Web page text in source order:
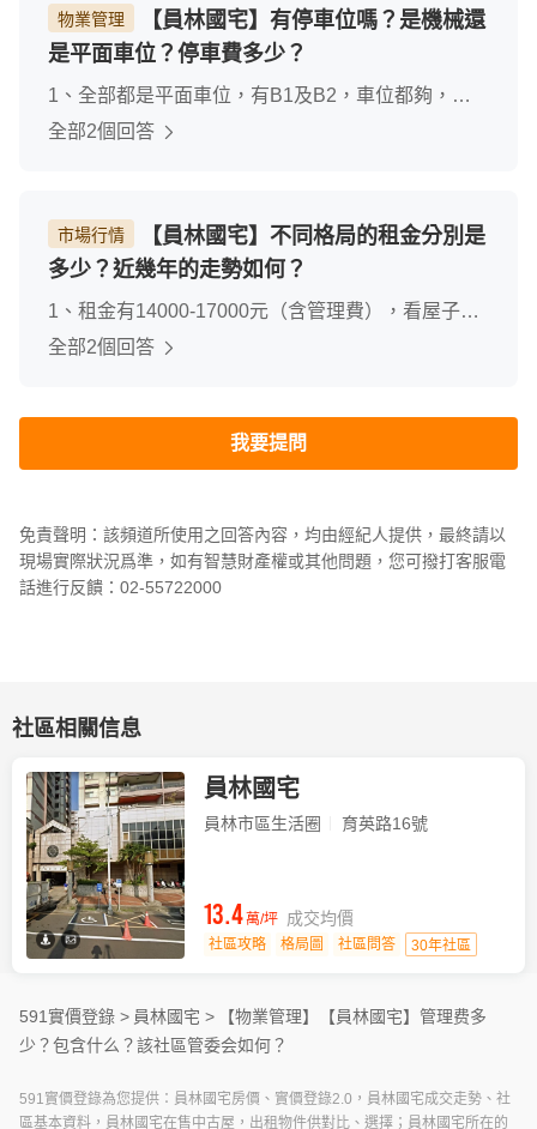
物業管理
【員林國宅】有停車位嗎？是機械還
是平面車位？停車費多少？
1、全部都是平面車位，有B1及B2，車位都夠，需
用排隊購買，半年一次，每月500元；但是停B1就不
便
全部2個回答
市場行情
【員林國宅】不同格局的租金分別是
多少？近幾年的走勢如何？
1、租金有14000-17000元（含管理費），看屋子是
否有裝潢或裝修2、租金近年都有上升，之前14000
全部2個回答
我要提問
免責聲明：該頻道所使用之回答內容，均由經紀人提供，最終請以
現場實際狀況爲準，如有智慧財產權或其他問題，您可撥打客服電
話進行反饋：02-55722000
社區相關信息
員林國宅
員林市區生活圈 育英路16號
社區攻略 格局圖 社區問答 30年社區
13.4萬/坪 成交均價
591實價登錄 > 員林國宅 > 【物業管理】
【員林國宅】管理费多
少？包含什么？該社區管委会如何？
591實價登錄為您提供：員林國宅房價、實價登錄2.0，員林國宅成交走勢、社
區基本資料，員林國宅在售中古屋，出租物件供對比、選擇；員林國宅所在的